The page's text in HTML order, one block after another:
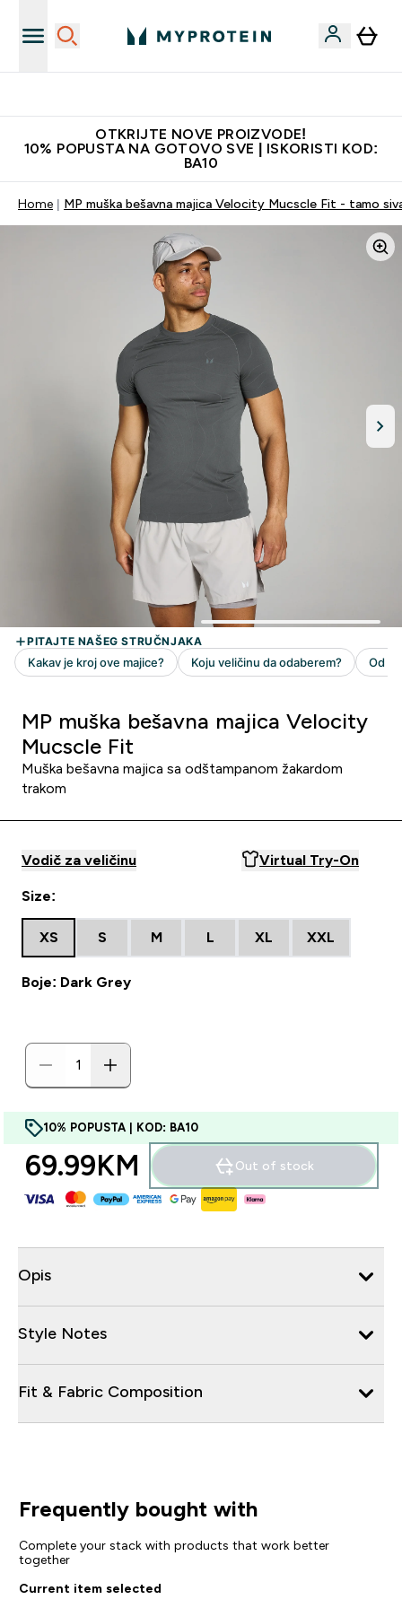
OTKRIJTE NOVE PROIZVODE!
10% POPUSTA NA GOTOVO SVE | ISKORISTI KOD:
BA10
Home MP muška bešavna majica Velocity Mucscle Fit - tamo
MP muška bešavna majica Velocity
Mucscle Fit
Muška bešavna majica sa odštampanom žakardom
trakom
Vodič za veličinu Virtual Try-On
Size:
XS S M L XL XXL
Boje: Dark Grey
10% POPUSTA | KOD: BA10
69.99KM‎ Out of stock
Opis
Style Notes
Fit & Fabric Composition
Frequently bought with
Complete your stack with products that work better
together
Current item selected